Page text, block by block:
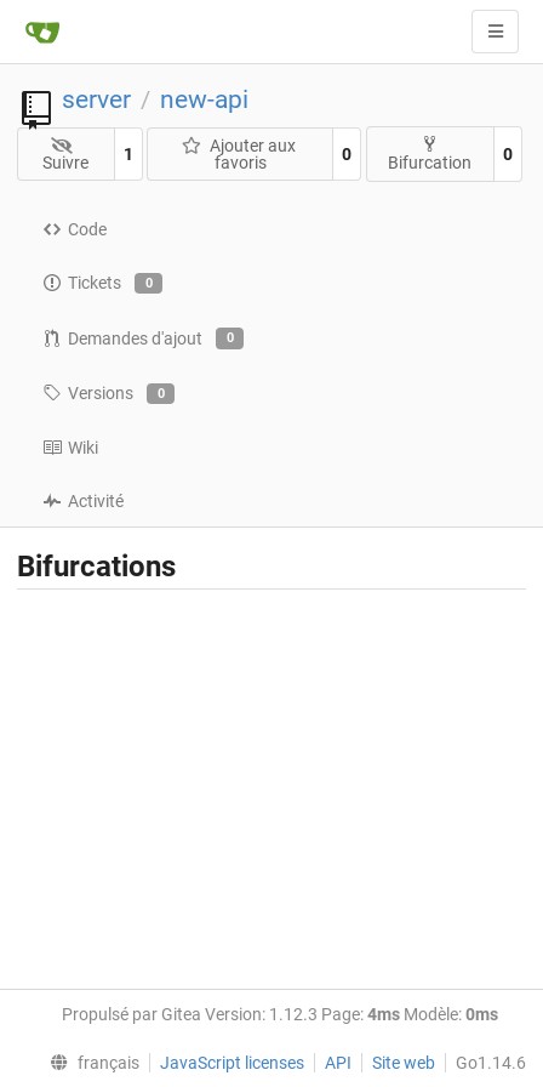
server / new-api
Suivre 1
Ajouter aux
favoris
0 Bifurcation 0
Code
Tickets 0
Demandes d'ajout 0
Versions 0
Wiki
Activité
Bifurcations
Propulsé par Gitea Version: 1.12.3 Page:4ms Modèle:0ms
français JavaScript licenses API Site web Go1.14.6